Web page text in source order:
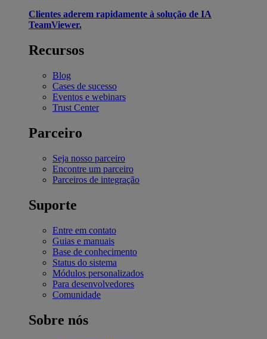
Clientes aderem rapidamente à solução de IA
TeamViewer.
Recursos
Blog
Cases de sucesso
Eventos e webinars
Trust Center
Parceiro
Seja nosso parceiro
Encontre um parceiro
Parceiros de integração
Suporte
Entre em contato
Guias e manuais
Base de conhecimento
Status do sistema
Módulos personalizados
Para desenvolvedores
Comunidade
Sobre nós